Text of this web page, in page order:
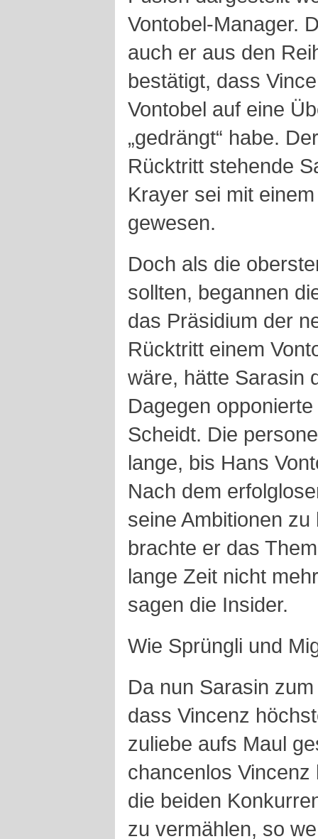
Vontobel-Manager.
auch er aus den
bestätigt, dass
Vontobel auf eine
„gedrängt“ habe.
Rücktritt stehende
Krayer sei mit
gewesen.
Doch als die
sollten, begannen
das Präsidium der
Rücktritt einem
wäre, hätte Sarasin
Dagegen
Scheidt. Die
lange, bis Hans
Nach dem
seine Ambitionen
brachte er das
lange Zeit nicht
sagen die Insider.
Wie Sprüngli und
Da nun Sarasin
dass Vincenz
zuliebe aufs Maul
chancenlos
die beiden
zu vermählen, so